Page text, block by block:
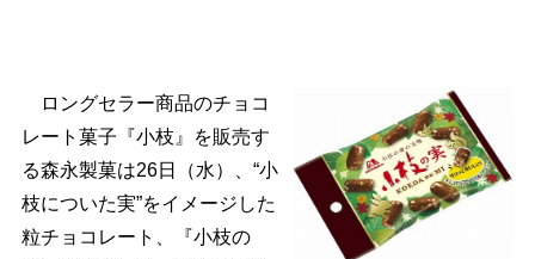
ロングセラー商品のチョコ
レート菓子『小枝』を販売す
る森永製菓は26日（水）、“小
枝についた実”をイメージした
粒チョコレート、『小枝の